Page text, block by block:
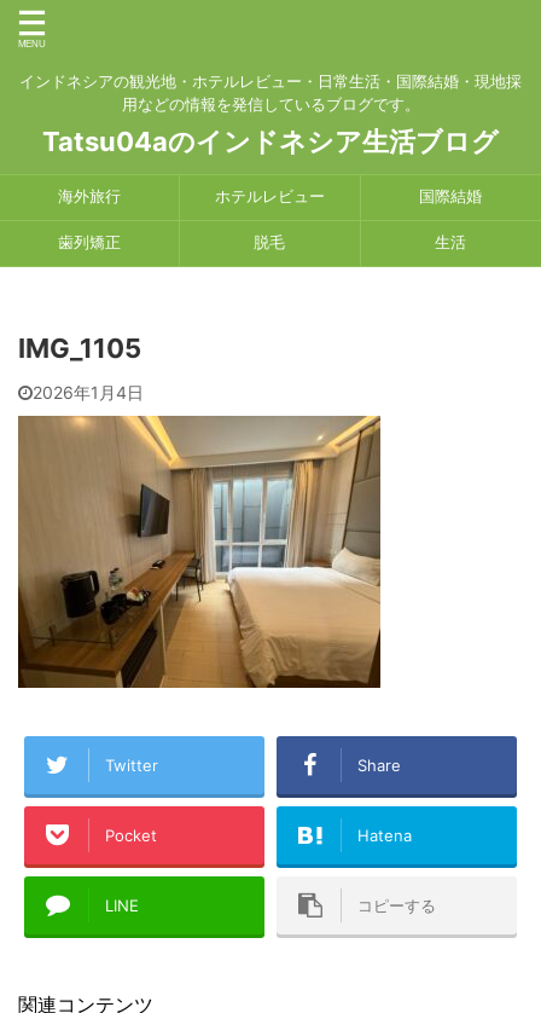
インドネシアの観光地・ホテルレビュー・日常生活・国際結婚・現地採
用などの情報を発信しているブログです。
Tatsu04aのインドネシア生活ブログ
海外旅行 ホテルレビュー 国際結婚
歯列矯正 脱毛 生活
IMG_1105
2026年1月4日
Twitter Share
Pocket Hatena
LINE コピーする
関連コンテンツ